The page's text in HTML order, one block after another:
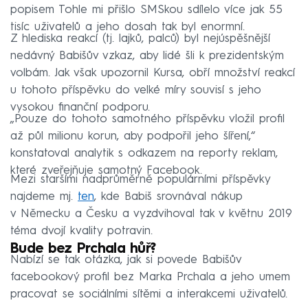
popisem Tohle mi přišlo SMSkou sdílelo více jak 55
tisíc uživatelů a jeho dosah tak byl enormní.
Z hlediska reakcí (tj. lajků, palců) byl nejúspěšnější
nedávný Babišův vzkaz, aby lidé šli k prezidentským
volbám. Jak však upozornil Kursa, obří množství reakcí
u tohoto příspěvku do velké míry souvisí s jeho
vysokou finanční podporu.
„Pouze do tohoto samotného příspěvku vložil profil
až půl milionu korun, aby podpořil jeho šíření,“
konstatoval analytik s odkazem na reporty reklam,
které zveřejňuje samotný Facebook.
Mezi staršími nadprůměrně populárními příspěvky
najdeme mj. ten, kde Babiš srovnával nákup
v Německu a Česku a vyzdvihoval tak v květnu 2019
téma dvojí kvality potravin.
Bude bez Prchala hůř?
Nabízí se tak otázka, jak si povede Babišův
facebookový profil bez Marka Prchala a jeho umem
pracovat se sociálními sítěmi a interakcemi uživatelů.